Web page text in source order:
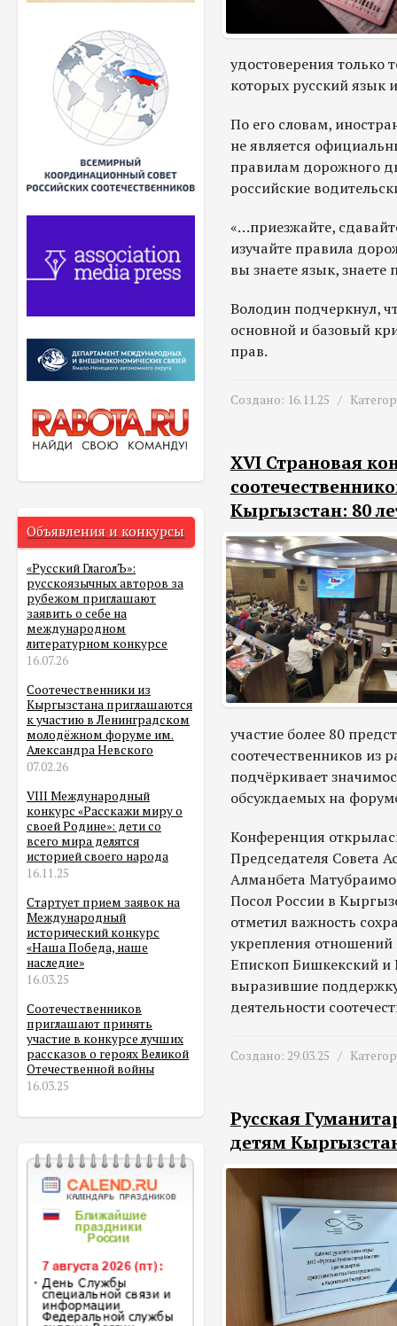
Объявления и конкурсы
«Русский ГлаголЪ»:
русскоязычных авторов за
рубежом приглашают
заявить о себе на
международном
литературном конкурсе
16.07.26
Соотечественники из
Кыргызстана приглашаются
к участию в Ленинградском
молодёжном форуме им.
Александра Невского
07.02.26
VIII Международный
конкурс «Расскажи миру о
своей Родине»: дети со
всего мира делятся
историей своего народа
16.11.25
Стартует прием заявок на
Международный
исторический конкурс
«Наша Победа, наше
наследие»
16.03.25
Соотечественников
приглашают принять
участие в конкурсе лучших
рассказов о героях Великой
Отечественной войны
16.03.25
удостоверения только
которых русский язык
По его словам,
не является
правилам дорожного
российские
«…приезжайте,
изучайте правила
вы знаете язык, знаете
Володин подчеркнул,
основной и базовый
прав.
Создано: 16.11.25 /
XVI Страновая
Кыргызстан: 80
участие более 80
соотечественников из
подчёркивает
обсуждаемых на
Конференция
Председателя Совета
Алманбета
Посол России в
отметил важность
укрепления
Епископ Бишкекский и
выразившие
деятельности
Создано: 29.03.25 /
Русская
детям